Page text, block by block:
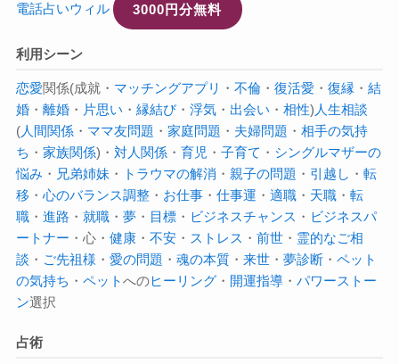
電話占いウィル 3000円分無料
利用シーン
恋愛関係(成就・ マッチングアプリ ・ 不倫・ 復活愛 ・ 復縁 ・ 結
婚・ 離婚・ 片思い ・ 縁結び・ 浮気・ 出会い ・ 相性) 人生相談
(人間関係・ ママ友問題 ・ 家庭問題 ・ 夫婦問題 ・ 相手の気持
ち ・ 家族関係)・ 対人関係・ 育児 ・ 子育て ・ シングルマザーの
悩み ・ 兄弟姉妹 ・ トラウマの解消 ・ 親子の問題 ・ 引越し ・ 転
移 ・ 心のバランス調整・ お仕事・ 仕事運 ・ 適職・ 天職・ 転
職・ 進路 ・ 就職・ 夢・ 目標・ ビジネスチャンス ・ ビジネスパ
ートナー ・心・ 健康・ 不安・ ストレス ・ 前世・ 霊的なご相
談 ・ ご先祖様 ・ 愛の問題 ・ 魂の本質・ 来世・ 夢診断・ ペット
の気持ち ・ ペットへのヒーリング・ 開運指導・ パワーストー
ン選択
占術